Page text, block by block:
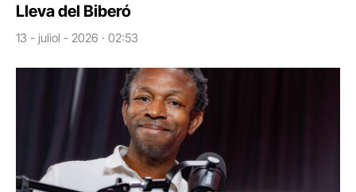
Lleva del Biberó
13 - juliol - 2026 · 02:53